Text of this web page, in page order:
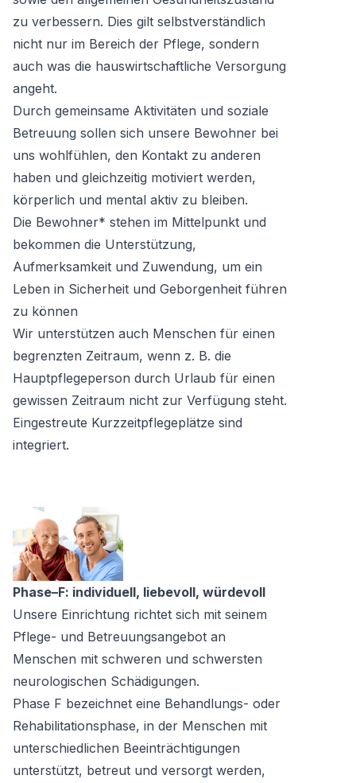
zu verbessern. Dies gilt selbstverständlich
nicht nur im Bereich der Pflege, sondern
auch was die hauswirtschaftliche Versorgung
angeht.
Durch gemeinsame Aktivitäten und soziale
Betreuung sollen sich unsere Bewohner bei
uns wohlfühlen, den Kontakt zu anderen
haben und gleichzeitig motiviert werden,
körperlich und mental aktiv zu bleiben.
Die Bewohner* stehen im Mittelpunkt und
bekommen die Unterstützung,
Aufmerksamkeit und Zuwendung, um ein
Leben in Sicherheit und Geborgenheit führen
zu können
Wir unterstützen auch Menschen für einen
begrenzten Zeitraum, wenn z. B. die
Hauptpflegeperson durch Urlaub für einen
gewissen Zeitraum nicht zur Verfügung steht.
Eingestreute Kurzzeitpflegeplätze sind
integriert.
Phase–F: individuell, liebevoll, würdevoll
Unsere Einrichtung richtet sich mit seinem
Pflege- und Betreuungsangebot an
Menschen mit schweren und schwersten
neurologischen Schädigungen.
Phase F bezeichnet eine Behandlungs- oder
Rehabilitationsphase, in der Menschen mit
unterschiedlichen Beeinträchtigungen
unterstützt, betreut und versorgt werden,